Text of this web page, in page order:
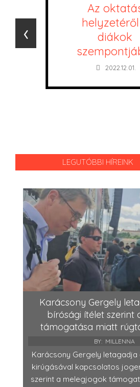
Az
diákok
2022.12.01.
‹
LEGUTÓBBI HÍREINK
Karácsony Gergely
bírósági ítélet szerint
támogatása miatt
BY: MILLENNA
Karácsony Gergely letagadja
kirúgásával kapcsolatos
szerint a melegjogok